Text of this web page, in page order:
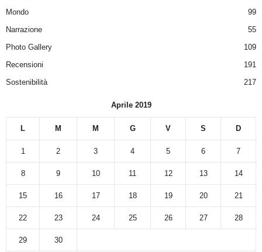
Mondo
99
Narrazione
55
Photo Gallery
109
Recensioni
191
Sostenibilità
217
Aprile 2019
L M M G V S D
1 2 3 4 5 6 7
8 9 10 11 12 13 14
15 16 17 18 19 20 21
22 23 24 25 26 27 28
29
30